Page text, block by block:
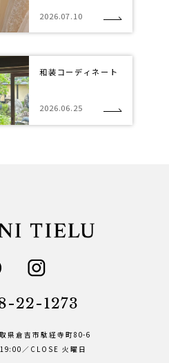
2026.07.10
和装コーディネート
2026.06.25
22-1273
県倉吉市駄経寺町80-6
／CLOSE 火曜日